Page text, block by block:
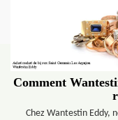
Comment
Chez Wantestin Eddy,